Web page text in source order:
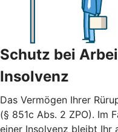
Schutz bei
Insolvenz
Das Vermögen Ihrer
(§ 851c Abs. 2 ZPO). Im
einer Insolvenz bleibt Ihr